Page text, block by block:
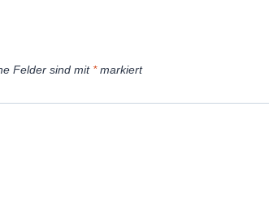
Felder sind mit *markiert